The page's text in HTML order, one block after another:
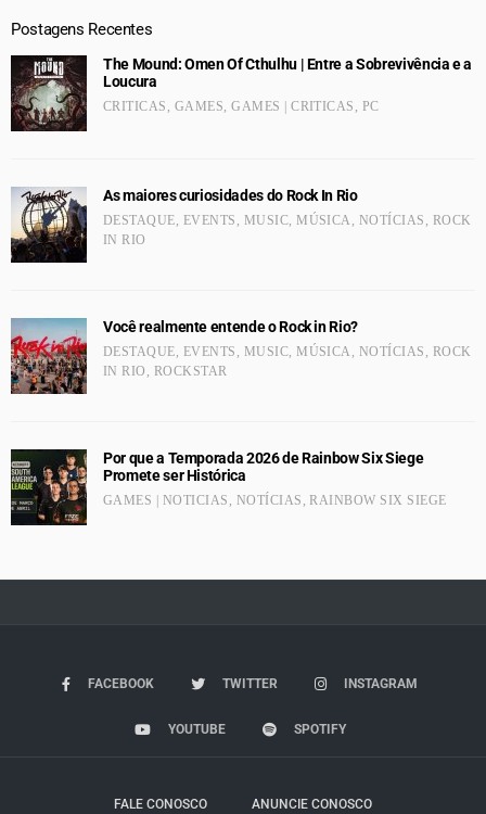
Postagens Recentes
The Mound: Omen Of Cthulhu | Entre a Sobrevivência e a
Loucura
CRITICAS , GAMES,GAMES | CRITICAS , PC
As maiores curiosidades do Rock In Rio
DESTAQUE, EVENTS , MUSIC,MÚSICA , NOTÍCIAS , ROCK
IN RIO
Você realmente entende o Rock in Rio?
DESTAQUE, EVENTS , MUSIC,MÚSICA , NOTÍCIAS , ROCK
IN RIO , ROCKSTAR
Por que a Temporada 2026 de Rainbow Six Siege
Promete ser Histórica
GAMES | NOTICIAS , NOTÍCIAS ,RAINBOW SIX SIEGE
FACEBOOK TWITTER INSTAGRAM
YOUTUBE SPOTIFY
FALE CONOSCO ANUNCIE CONOSCO